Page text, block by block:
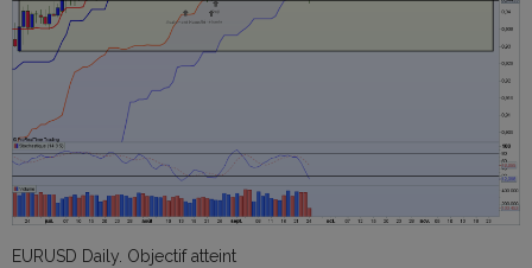
EURUSD Daily. Objectif atteint